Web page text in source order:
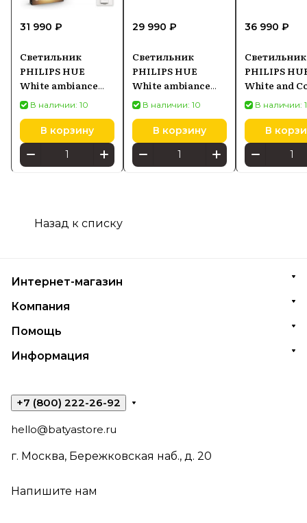
31 990 ₽
Светильник
PHILIPS HUE
White ambiance
Being
8719514341135,
черный
В наличии: 10
В корзину
29 990 ₽
Светильник
PHILIPS HUE
White ambiance
Enrave M
8718696176436,
белый
В наличии: 10
В корзину
36 990 ₽
Светильник
PHILIPS
White and
Ambiance
черный
В наличии:
В
Назад к списку
Интернет-магазин
Компания
Помощь
Информация
+7 (800) 222-26-92
hello@batyastore.ru
г. Москва, Бережковская наб., д. 20
Напишите нам